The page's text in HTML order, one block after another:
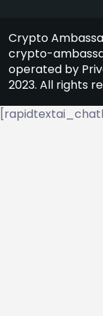
Crypto
crypto-
operated by
2023. All rights